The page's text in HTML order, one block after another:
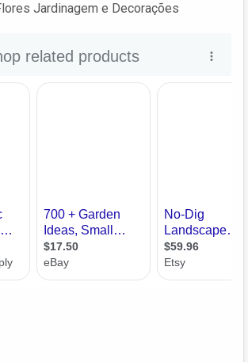
Jardinagem e Decorações